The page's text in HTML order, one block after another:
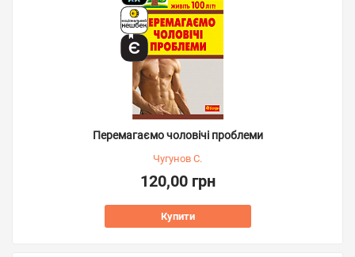
Перемагаємо чоловічі проблеми
Чугунов С.
120,00 грн
Купити